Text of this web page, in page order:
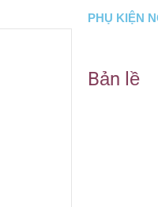
PHỤ KIỆN
Bản lề